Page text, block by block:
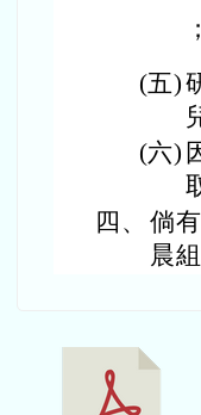
(五)
(六)
四、 倘
晨